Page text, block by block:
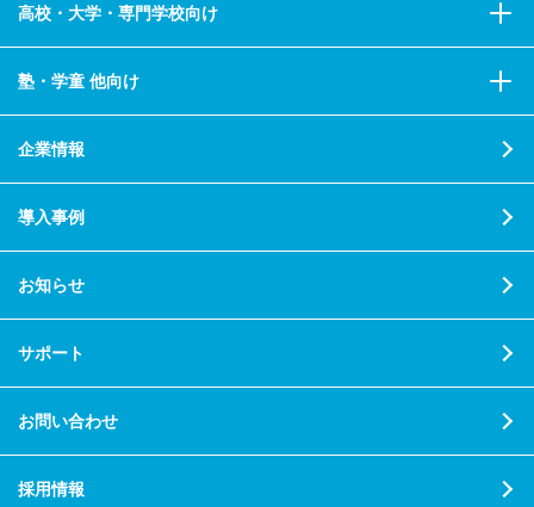
高校・大学・専門学校向け
塾・学童 他向け
企業情報
導入事例
お知らせ
サポート
お問い合わせ
採用情報